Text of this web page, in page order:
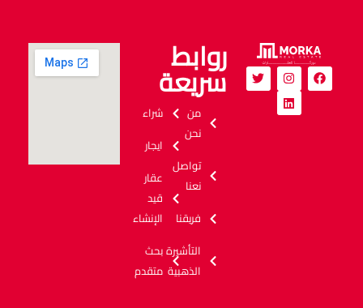
روابط
سريعة
شراء
ايجار
عقار
قيد
الإنشاء
بحث
متقدم
من
نحن
تواصل
نعنا
فريقنا
التأشيرة
الذهبية